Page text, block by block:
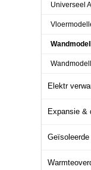
Universeel
Elektr
Expansie &